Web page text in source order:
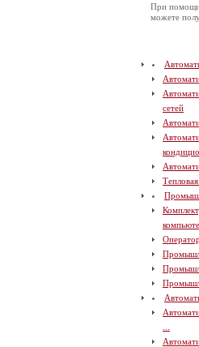
При помощи
можете
сетей